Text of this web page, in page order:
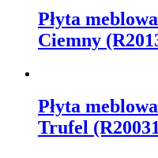
Płyta
Ciemny
Płyta
Trufel